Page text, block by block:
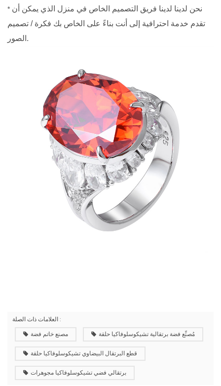
*
تقدم خدمة احترافية إلى أنت بناءً على الخاص بك فكرة / تصميم
الصور.
العلامات ذات الصلة :
مصنع خاتم فضة مُصنِّع فضة برتقالية تشيكوسلوفاكيا حلقة
قطع البرتقال البيضاوي تشيكوسلوفاكيا حلقة
برتقالي فضي تشيكوسلوفاكيا مجوهرات